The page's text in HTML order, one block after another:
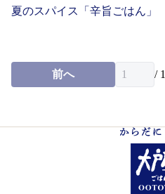
パート・アルバイト募集
夏のスパイス「辛旨ごはん」
前へ / 1